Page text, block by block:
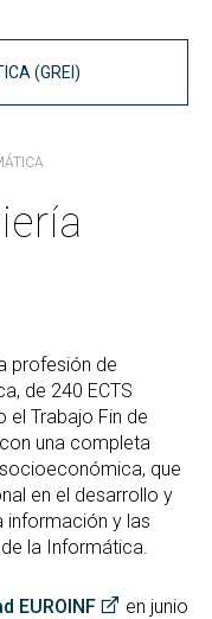
(GREI)
al Grado
profesión de
de 240 ECTS
el Trabajo Fin de
una completa
que
en el desarrollo y
información y las
la Informática.
EUROINF
en junio